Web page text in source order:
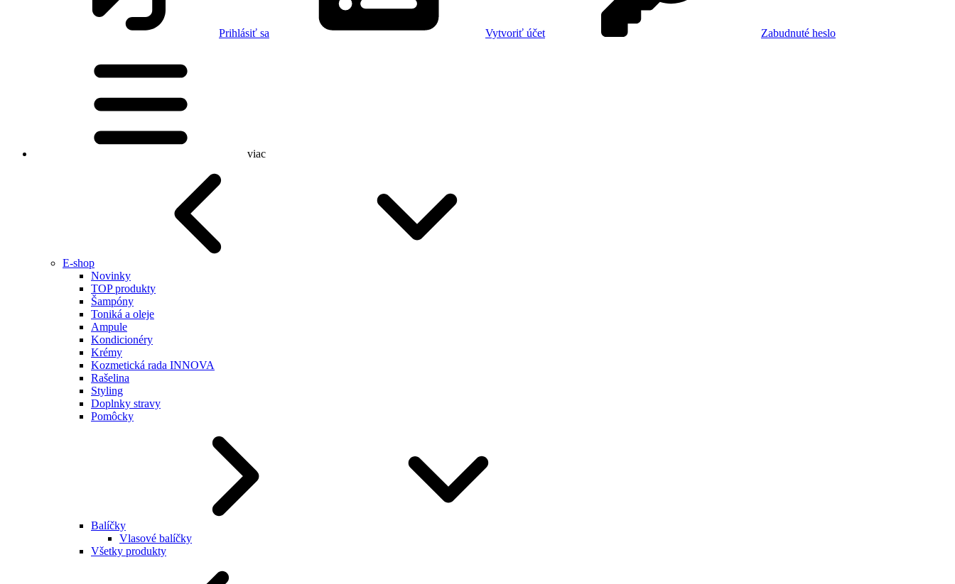
Prihlásiť sa Vytvoriť účet Zabudnuté heslo
viac
E-shop
Novinky
TOP produkty
Šampóny
Toniká a oleje
Ampule
Kondicionéry
Krémy
Kozmetická rada INNOVA
Rašelina
Styling
Doplnky stravy
Pomôcky
Balíčky
Vlasové balíčky
Všetky produkty